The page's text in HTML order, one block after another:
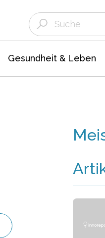
Gesundheit & Leben